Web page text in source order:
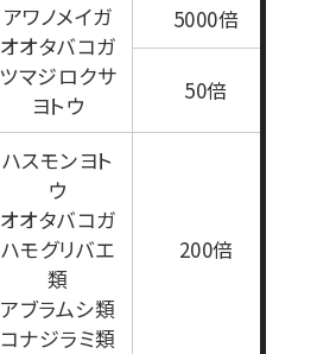
アワノメイガ
オオタバコガ
ツマジロクサ
ヨトウ
5000倍
50倍
ハスモンヨト
ウ
オオタバコガ
ハモグリバエ
類
アブラムシ類
コナジラミ類
200倍